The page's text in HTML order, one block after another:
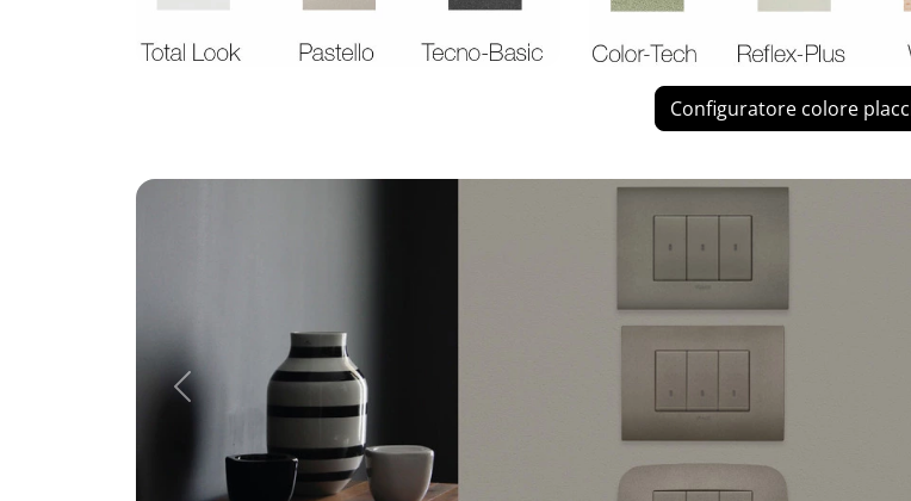
Configuratore colore
Precedente